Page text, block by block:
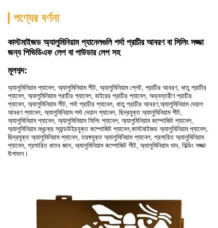
পণ্যের বর্ণনা
কাস্টমাইজড অ্যালুমিনিয়াম প্যানেলগুলি পর্দা প্রাচীর আবরণ বা সিলিং সজ্জা
জন্য পিভিডিএফ লেপ বা পাউডার লেপ সহ
মূলশব্দ:
অ্যালুমিনিয়াম প্যানেল, অ্যালুমিনিয়াম শীট, অ্যালুমিনিয়াম প্লেট, প্রাচীর আবরণ, ধাতু প্রাচীর
প্যানেল, অ্যালুমিনিয়াম প্রাচীর প্যানেল, বাইরের প্রাচীর প্যানেল, অভ্যন্তরীণ প্রাচীর
প্যানেল, অ্যালুমিনিয়াম শীট, পর্দা প্রাচীর প্যানেল, ধাতু প্রাচীর আবরণ,অ্যালুমিনিয়াম দেয়াল
আবরণ প্যানেল, অ্যালুমিনিয়াম পর্দা দেয়াল প্যানেল, ছিদ্রযুক্ত অ্যালুমিনিয়াম শীট,
অ্যালুমিনিয়াম প্যানেল, অ্যালুমিনিয়াম সিলিং প্যানেল, অ্যালুমিনিয়াম কম্পোজিট প্যানেল,
অ্যালুমিনিয়াম মধুচক্র স্যান্ডউইচযুক্ত কম্পোজিট প্যানেল,কাস্টমাইজড অ্যালুমিনিয়াম প্যানেল,
ছিদ্রযুক্ত অ্যালুমিনিয়াম প্যানেল, তরঙ্গযুক্ত অ্যালুমিনিয়াম প্যানেল, প্রসারিত অ্যালুমিনিয়াম
প্যানেল, প্রসারিত ধাতব জাল, অ্যালুমিনিয়াম কম্পোজিট শীট, অ্যালুমিনিয়াম খাদ, বিল্ডিং সজ্জা
উপাদান।